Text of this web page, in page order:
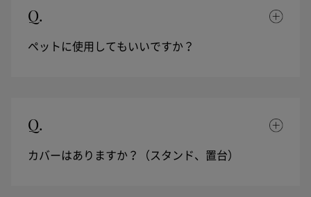
Q.
ペットに使用してもいいですか？
Q.
カバーはありますか？（スタンド、置台）